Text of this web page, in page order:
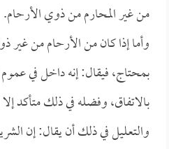
من غير المحارم من ذوي الأرحام.
وأما إذا كان من الأرحام من غير
بمحتاج، فيقال: إنه داخل في
بالاتفاق، وفضله في ذلك متأكد
والتعليل في ذلك أن يقال: إن